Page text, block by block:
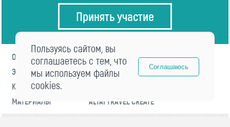
Принять участие
О ФОРУМЕ
ПРОГРАММА
ЭКСПЕРТЫ
НОВОСТИ
КОНТАКТЫ
МАТЕРИАЛЫ
ALTAI TRAVEL CREATE
Пользуясь сайтом, вы
соглашаетесь с тем, что
мы используем файлы
cookies.
Соглашаюсь